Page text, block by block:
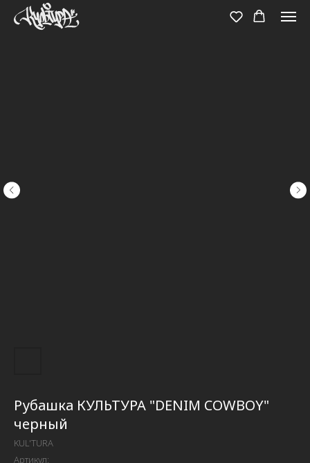
Рубашка КУЛЬТУРА "DENIM COWBOY"
черный
KUL'TURA
Артикул: